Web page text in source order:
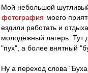
Мой небольшой
фотография моего
ездили работать и
молодёжный лагерь. Тут
"пух", а более внятный
Ну а переход слова